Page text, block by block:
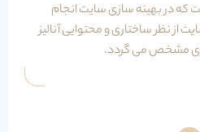
که در بهینه سازی سایت انجام
از نظر ساختاری و محتوایی آنالیز
مشخص می گردد.